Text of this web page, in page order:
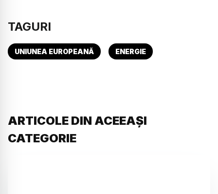
TAGURI
UNIUNEA EUROPEANĂ ENERGIE
ARTICOLE DIN ACEEAȘI
CATEGORIE